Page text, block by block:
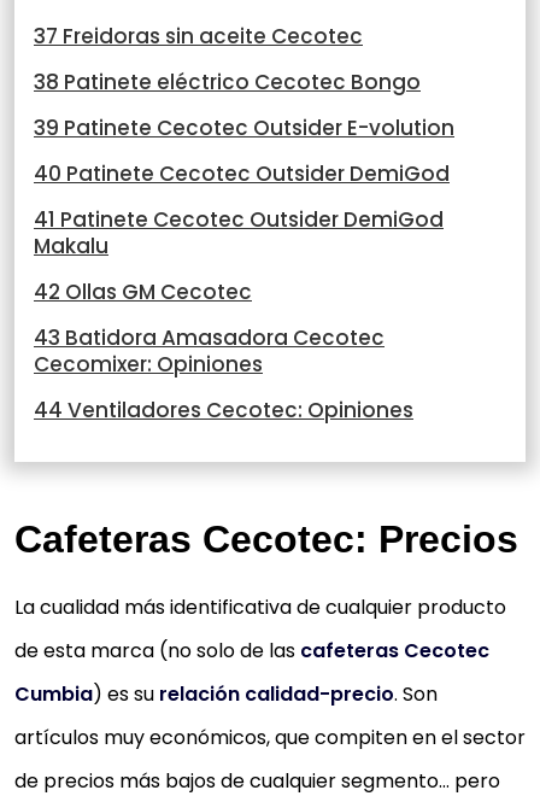
37 Freidoras sin aceite Cecotec
38 Patinete eléctrico Cecotec Bongo
39 Patinete Cecotec Outsider E-volution
40 Patinete Cecotec Outsider DemiGod
41 Patinete Cecotec Outsider DemiGod
Makalu
42 Ollas GM Cecotec
43 Batidora Amasadora Cecotec
Cecomixer: Opiniones
44 Ventiladores Cecotec: Opiniones
Cafeteras Cecotec: Precios
La cualidad más identificativa de cualquier producto
de esta marca (no solo de las cafeteras Cecotec
Cumbia) es su relación calidad-precio. Son
artículos muy económicos, que compiten en el sector
de precios más bajos de cualquier segmento… pero